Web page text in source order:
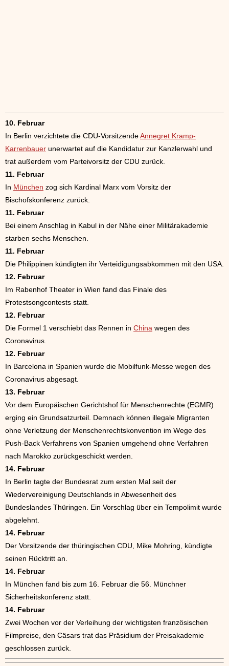
10. Februar
In Berlin verzichtete die CDU-VorsitzendeAnnegret Kramp-
Karrenbauer unerwartet auf die Kandidatur zur Kanzlerwahl und
trat außerdem vom Parteivorsitz der CDU zurück.
11. Februar
In München zog sich Kardinal Marx vom Vorsitz der
Bischofskonferenz zurück.
11. Februar
Bei einem Anschlag in Kabul in der Nähe einer Militärakademie
starben sechs Menschen.
11. Februar
Die Philippinen kündigten ihr Verteidigungsabkommen mit den USA.
12. Februar
Im Rabenhof Theater in Wien fand das Finale des
Protestsongcontests statt.
12. Februar
Die Formel 1 verschiebt das Rennen in China wegen des
Coronavirus.
12. Februar
In Barcelona in Spanien wurde die Mobilfunk-Messe wegen des
Coronavirus abgesagt.
13. Februar
Vor dem Europäischen Gerichtshof für Menschenrechte (EGMR)
erging ein Grundsatzurteil. Demnach können illegale Migranten
ohne Verletzung der Menschenrechtskonvention im Wege des
Push-Back Verfahrens von Spanien umgehend ohne Verfahren
nach Marokko zurückgeschickt werden.
14. Februar
In Berlin tagte der Bundesrat zum ersten Mal seit der
Wiedervereinigung Deutschlands in Abwesenheit des
Bundeslandes Thüringen. Ein Vorschlag über ein Tempolimit wurde
abgelehnt.
14. Februar
Der Vorsitzende der thüringischen CDU, Mike Mohring, kündigte
seinen Rücktritt an.
14. Februar
In München fand bis zum 16. Februar die 56. Münchner
Sicherheitskonferenz statt.
14. Februar
Zwei Wochen vor der Verleihung der wichtigsten französischen
Filmpreise, den Cäsars trat das Präsidium der Preisakademie
geschlossen zurück.